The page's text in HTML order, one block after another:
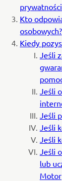
Kto
osobowych?
Kiedy
Jeśli
Jeśli
Jeśli
Jeśli
Jeśli
Jeśli
lub
Motor